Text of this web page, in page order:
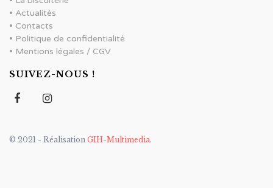
• Actualités
• Contacts
• Politique de confidentialité
• Mentions légales / CGV
SUIVEZ-NOUS !
© 2021 - Réalisation GIH-Multimedia.